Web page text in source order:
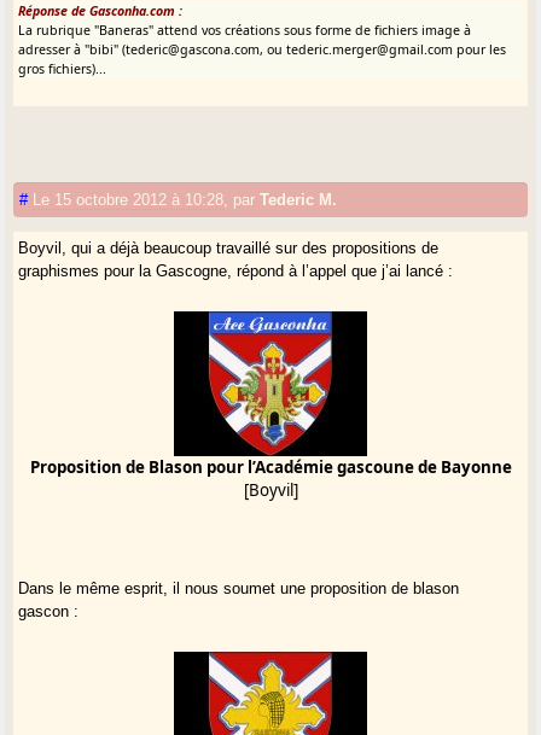
Réponse de Gasconha.com :
La rubrique "Baneras" attend vos créations sous forme de fichiers image à
adresser à "bibi" (tederic@gascona.com, ou tederic.merger@gmail.com pour les
gros fichiers)...
# Le 15 octobre 2012 à 10:28 parTederic M.
Boyvil, qui a déjà beaucoup travaillé sur des propositions de
graphismes pour la Gascogne, répond à l’appel que j’ai lancé :
Proposition de Blason pour l’Académie gascoune de Bayonne
[Boyvil]
Dans le même esprit, il nous soumet une proposition de blason
gascon :